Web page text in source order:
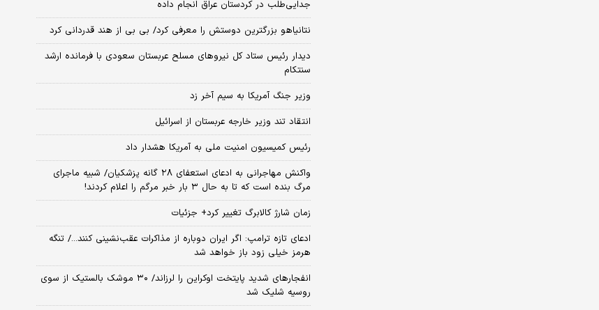
جدایی‌طلب در کردستان عراق انجام داده
نتانیاهو بزرگترین دوستش را معرفی کرد/ بی بی از هند قدردانی کرد
دیدار رئیس ستاد کل نیروهای مسلح عربستان سعودی با فرمانده ارشد
سنتکام
وزیر جنگ آمریکا به سیم آخر زد
انتقاد تند وزیر خارجه عربستان از اسرائیل
رئیس کمیسیون امنیت ملی به آمریکا هشدار داد
واکنش مهاجرانی به ادعای استعفای ۲۸ گانه پزشکیان/ شبیه ماجرای
مرگ بنده است که تا به حال ۳ بار خبر مرگم را اعلام کردند!
زمان شارژ کالابرگ تغییر کرد+ جزئیات
ادعای تازه ترامپ: اگر ایران دوباره از مذاکرات عقب‌نشینی کنند.../ تنگه
هرمز خیلی زود باز خواهد شد
انفجارهای شدید پایتخت اوکراین را لرزاند/ ۳۰ موشک بالستیک از سوی
روسیه شلیک شد